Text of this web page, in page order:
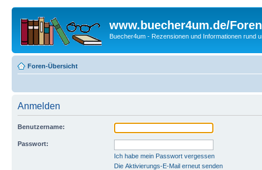
www.buecher4um.de/Foren
Buecher4um - Rezensionen und Informationen rund
Foren-Übersicht
Anmelden
Benutzername:
Passwort:
Ich habe mein Passwort vergessen
Die Aktivierungs-E-Mail erneut senden